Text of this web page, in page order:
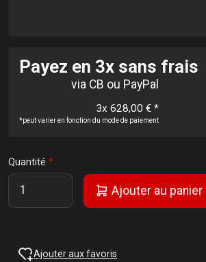
Payez en 3x sans frais
via CB ou PayPal
3x 628,00 € *
*peut varier en fonction du mode de paiement
Quantité
Ajouter au panier
Ajouter aux favoris